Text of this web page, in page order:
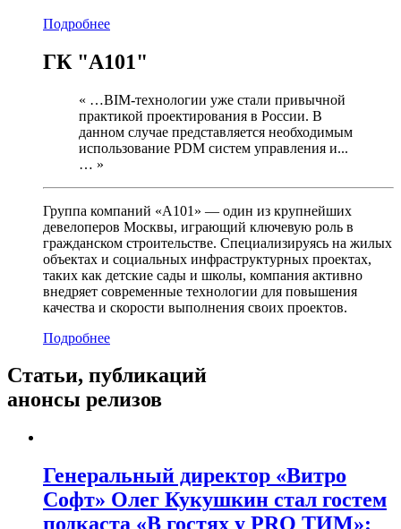
Подробнее
ГК "А101"
« …BIM-технологии уже стали привычной
практикой проектирования в России. В
данном случае представляется необходимым
использование PDM систем управления и...
… »
Группа компаний «А101» — один из крупнейших
девелоперов Москвы, играющий ключевую роль в
гражданском строительстве. Специализируясь на жилых
объектах и социальных инфраструктурных проектах,
таких как детские сады и школы, компания активно
внедряет современные технологии для повышения
качества и скорости выполнения своих проектов.
Подробнее
Статьи, публикаций
анонсы релизов
Генеральный директор «Витро
Софт» Олег Кукушкин стал гостем
подкаста «В гостях у PRO ТИМ»: